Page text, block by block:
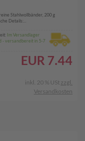
Stahlwollbänder, 200 g
Details:...
Im Versandlager
- versandbereit in 5-7
EUR 7.44
inkl. 20 % USt zzgl.
Versandkosten